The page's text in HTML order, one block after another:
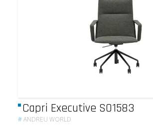
Capri Executive SO1583
#ANDREU WORLD